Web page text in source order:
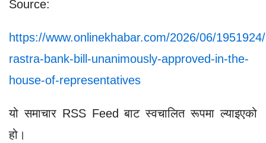
Source:
https://www.onlinekhabar.com/2026/06/
rastra-bank-bill-unanimously-approved-in-the-
house-of-representatives
यो समाचार RSS Feed बाट स्वचालित रूपमा ल्याइएको
हो।